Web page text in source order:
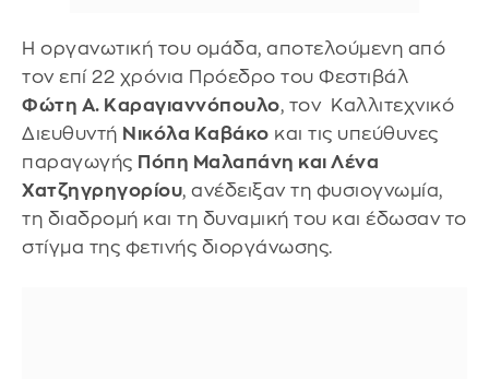
Η οργανωτική του ομάδα, αποτελούμενη από
τον επί 22 χρόνια Πρόεδρο του Φεστιβάλ
Φώτη Α. Καραγιαννόπουλο, τον Καλλιτεχνικό
Διευθυντή Νικόλα Καβάκο και τις υπεύθυνες
παραγωγής Πόπη Μαλαπάνη και Λένα
Χατζηγρηγορίου, ανέδειξαν τη φυσιογνωμία,
τη διαδρομή και τη δυναμική του και έδωσαν το
στίγμα της φετινής διοργάνωσης.